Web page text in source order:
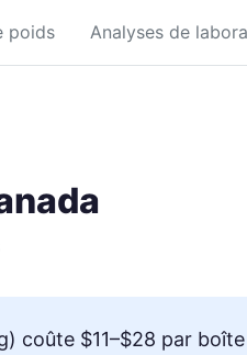
poids Analyses de
coûte $11–$28 par